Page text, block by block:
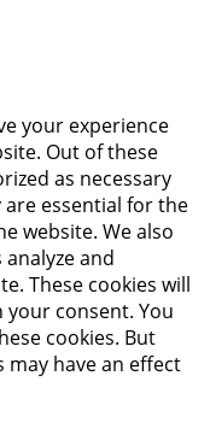
your experience
Out of these
as necessary
essential for the
website. We also
and
These cookies will
consent. You
cookies. But
have an effect